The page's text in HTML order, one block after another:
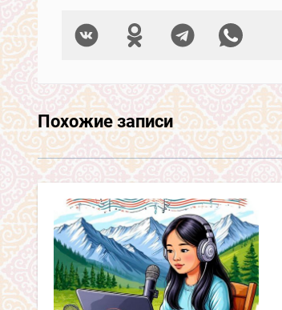
Похожие записи